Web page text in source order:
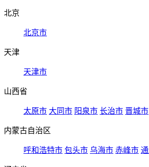
北京
北京市
天津
天津市
山西省
太原市 大同市 阳泉市 长治市 晋城市
内蒙古自治区
呼和浩特市 包头市 乌海市 赤峰市